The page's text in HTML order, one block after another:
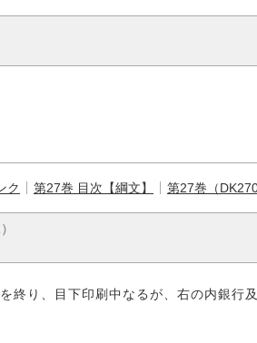
ク 第27巻 目次【綱文】 第27巻（
り、目下印刷中なるが、右の内銀行